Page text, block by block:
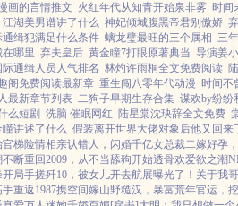
画的言情推文 火红年代从知青开始泉非雾 时间
江湖美男谱讲了什么 神妃倾城腹黑帝君别傲娇
通缉犯满足什么条件 螭龙璧最旺的三个属相 三
哪里 弃夫皇后 黄金瞳7打眼原著典当 导演姜
际通缉人员人气排名 林灼许雨桐全文免费阅读
阁免费阅读最新章 重生闯八零年代动漫 时间不
最新章节列表 二狗子早期生存合集 谋欢by纷纷
么短剧 洗脑 催眠网红 陆星棠沈玦辞全文免费
瞳讲述了什么 假装离开世界大佬对象后他又回来
官梯险情相亲认错人，闪婚千亿女总裁二嫁好孕
不断重回2009，从不当舔狗开始透骨欢爱欲之潮
开局手搓歼10，被女儿开去航展曝光了！ 关于我
手重返1987携空间嫁山野糙汉，暴富荒年官运，